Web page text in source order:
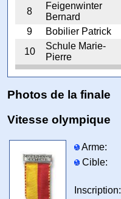
8
Feigenwinter
Bernard
9
Bobilier Patrick
10
Schule Marie-
Pierre
Photos de la finale
Vitesse olympique
Arme:
Cible:
Inscription: